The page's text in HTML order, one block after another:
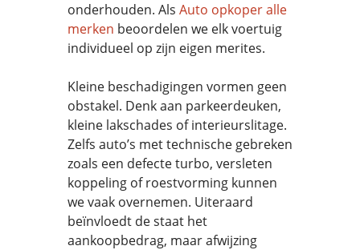
onderhouden. Als Auto opkoper alle
merken beoordelen we elk voertuig
individueel op zijn eigen merites.
Kleine beschadigingen vormen geen
obstakel. Denk aan parkeerdeuken,
kleine lakschades of interieurslitage.
Zelfs auto’s met technische gebreken
zoals een defecte turbo, versleten
koppeling of roestvorming kunnen
we vaak overnemen. Uiteraard
beïnvloedt de staat het
aankoopbedrag, maar afwijzing